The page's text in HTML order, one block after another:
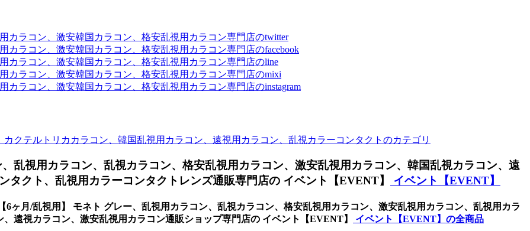
カラコン、激安韓国カラコン、格安乱視用カラコン専門店のtwitter
ラコン、激安韓国カラコン、格安乱視用カラコン専門店のfacebook
カラコン、激安韓国カラコン、格安乱視用カラコン専門店のline
カラコン、激安韓国カラコン、格安乱視用カラコン専門店のmixi
ラコン、激安韓国カラコン、格安乱視用カラコン専門店のinstagram
クテルトリカカラコン、韓国乱視用カラコン、遠視用カラコン、乱視カラーコンタクトのカテゴリ
乱視用カラコン、乱視カラコン、格安乱視用カラコン、激安乱視用カラコン、韓国乱視カラコン、遠
タクト、乱視用カラーコンタクトレンズ通販専門店の イベント【EVENT】
イベント【EVENT】
【6ヶ月/乱視用】 モネト グレー、乱視用カラコン、乱視カラコン、格安乱視用カラコン、激安乱視用カラコン、乱視用カラ
遠視カラコン、激安乱視用カラコン通販ショップ専門店の イベント【EVENT】
イベント【EVENT】の全商品